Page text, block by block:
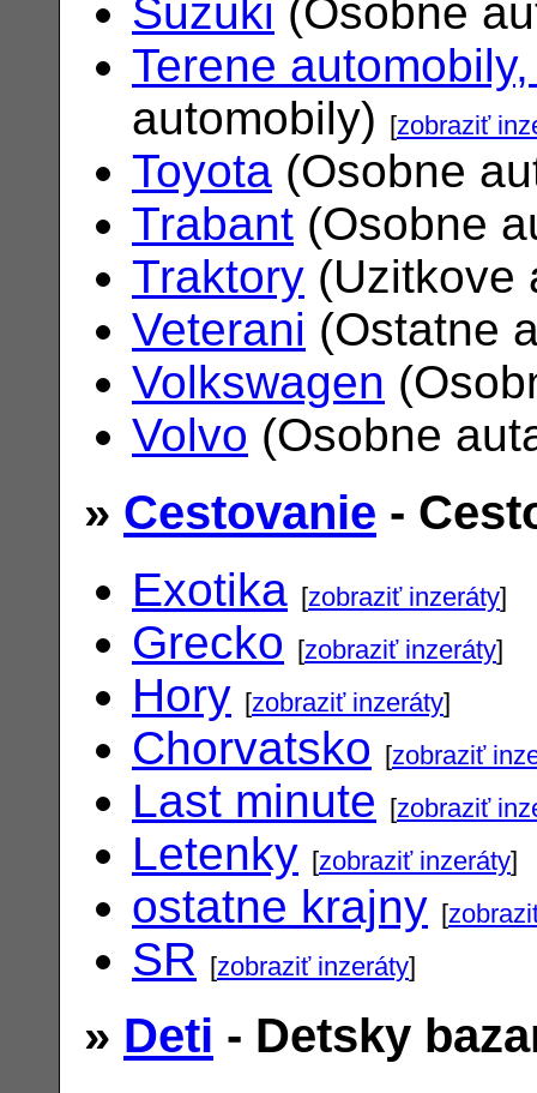
Suzuki (Osobne
Terene
automobily)
[zobraziť
Toyota (Osobne
Trabant (Osobne
Traktory (Uzitkove
Veterani (Ostatne
Volkswagen
Volvo (Osobne
» Cestovanie -
Exotika [zobraziť inzeráty]
Grecko [zobraziť inzeráty]
Hory [zobraziť inzeráty]
Chorvatsko [zobraziť
Last minute [zobraziť
Letenky [zobraziť inzeráty]
ostatne krajny [
SR [zobraziť inzeráty]
» Deti - Detsky